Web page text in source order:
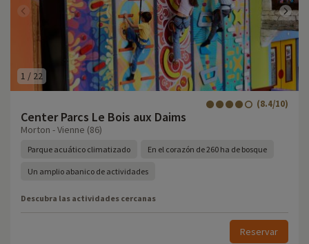
1 / 22
Center Parcs Le Bois aux Daims
(8.4/10)
Morton - Vienne (86)
Parque acuático climatizado En el corazón de 260 ha de bosque
Un amplio abanico de actividades
Descubra las actividades cercanas
Reservar